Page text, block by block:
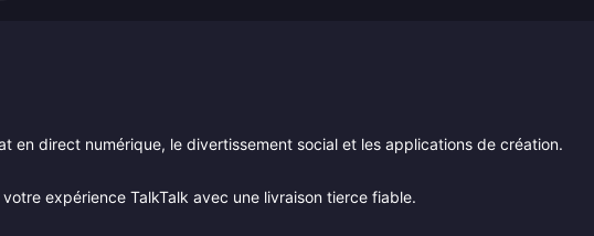
en direct numérique, le divertissement social et les applications de création.
expérience TalkTalk avec une livraison tierce fiable.